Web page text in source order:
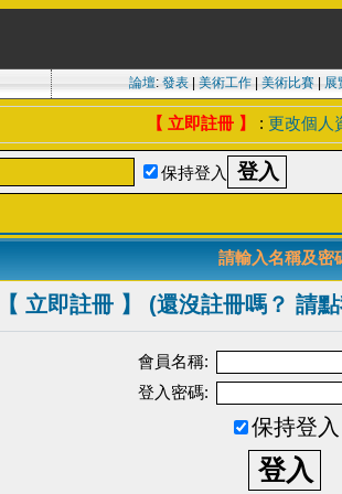
論壇: 發表| 美術工作| 美術比賽| 展
【 立即註冊 】 : 更改個人
保持登入
請輸入名稱及密
【 立即註冊 】 (還沒註冊嗎？ 請
會員名稱:
登入密碼:
保持登入